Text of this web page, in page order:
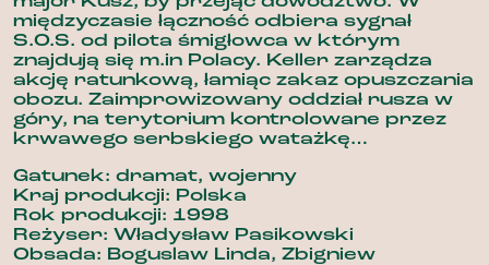
międzyczasie łączność odbiera sygnał
S.O.S. od pilota śmigłowca w którym
znajdują się m.in Polacy. Keller zarządza
akcję ratunkową, łamiąc zakaz opuszczania
obozu. Zaimprowizowany oddział rusza w
góry, na terytorium kontrolowane przez
krwawego serbskiego watażkę…
Gatunek: dramat, wojenny
Kraj produkcji: Polska
Rok produkcji: 1998
Reżyser: Władysław Pasikowski
Obsada: Boguslaw Linda, Zbigniew